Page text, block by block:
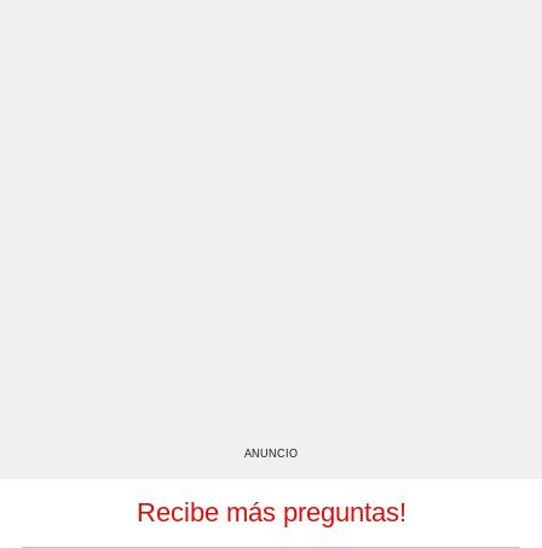
ANUNCIO
Recibe más preguntas!